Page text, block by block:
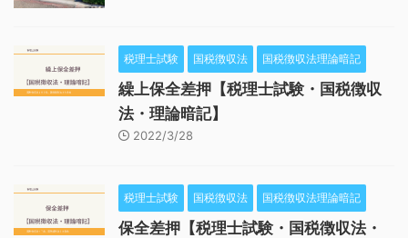
税理士試験 国税徴収法 国税徴収法理論暗記
繰上保全差押【税理士試験・国税徴収
法・理論暗記】
2022/3/28
税理士試験 国税徴収法 国税徴収法理論暗記
保全差押【税理士試験・国税徴収法・